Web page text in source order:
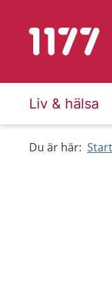
Till startsidan
Liv & hälsa
Du är här: Start